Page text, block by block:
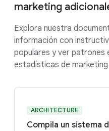
marketing
Explora nuestra
información con
populares y ver patrones
estadísticas de marketing
ARCHITECTURE
Compila un sistema